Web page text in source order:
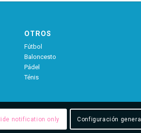
OTROS
Fútbol
Baloncesto
Pádel
Ténis
notification only Configuración general